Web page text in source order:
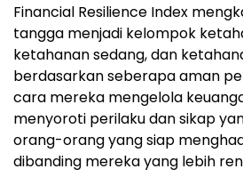
Financial Resilience Index
tangga menjadi kelompok
ketahanan sedang, dan
berdasarkan seberapa aman
cara mereka mengelola
menyoroti perilaku dan sikap
orang-orang yang siap
dibanding mereka yang lebih